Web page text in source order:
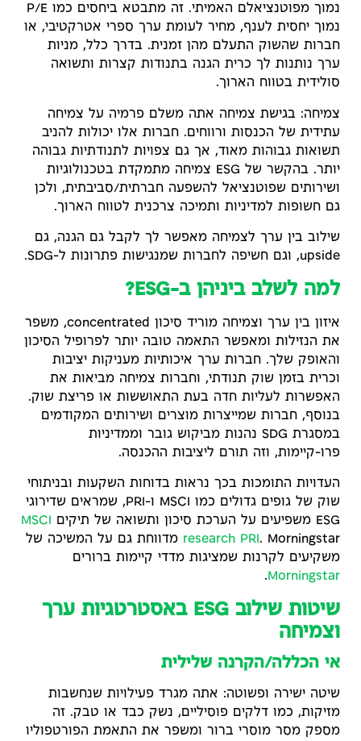
נמוך מפוטנציאלם האמיתי. זה מתבטא ביחסים כמו P/E
נמוך יחסית לענף, מחיר לעומת ערך ספרי אטרקטיבי, או
חברות שהשוק התעלם מהן זמנית. בדרך כלל, מניות
ערך נותנות לך כרית הגנה בתנודות קצרות ותשואה
סולידית בטווח הארוך.
צמיחה: בגישת צמיחה אתה משלם פרמיה על צמיחה
עתידית של הכנסות ורווחים. חברות אלו יכולות להניב
תשואות גבוהות מאוד, אך גם צפויות לתנודתיות גבוהה
יותר. בהקשר של ESG צמיחה מתמקדת בטכנולוגיות
ושירותים שפוטנציאל להשפעה חברתית/סביבתית, ולכן
גם חשופות למדיניות ותמיכה צרכנית לטווח הארוך.
שילוב בין ערך לצמיחה מאפשר לך לקבל גם הגנה, גם
upside, וגם חשיפה לחברות שמנגישות פתרונות ל-SDG.
למה לשלב ביניהן ב-ESG?
איזון בין ערך וצמיחה מוריד סיכון concentrated, משפר
את הנזילות ומאפשר התאמה טובה יותר לפרופיל הסיכון
והאופק שלך. חברות ערך איכותיות מעניקות יציבות
וכרית בזמן שוק תנודתי, וחברות צמיחה מביאות את
האפשרות לעליות חדה בעת התאוששות או פריצת שוק.
בנוסף, חברות שמייצרות מוצרים ושירותים המקודמים
במסגרת SDG נהנות מביקוש גובר וממדיניות
פרו-קיימות, וזה תורם ליציבות ההכנסה.
העדויות התומכות בכך נראות בדוחות השקעות ובניתוחי
שוק של גופים גדולים כמו MSCI ו-PRI, שמראים שדירוגי
ESG משפיעים על הערכת סיכון ותשואה של תיקים
MSCI
research PRI
. Morningstar מדווחת גם על המשיכה של
משקיעים לקרנות שמציגות מדדי קיימות ברורים
Morningstar
.
שיטות שילוב ESG באסטרטגיות ערך
וצמיחה
אי הכללה/הקרנה שלילית
שיטה ישירה ופשוטה: אתה מגרד פעילויות שנחשבות
מזיקות, כמו דלקים פוסיליים, נשק כבד או טבק. זה
מספק מסר מוסרי ברור ומשפר את התאמת הפורטפוליו